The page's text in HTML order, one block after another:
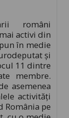
români
activi din
în medie
şi
11 dintre
membre.
asemenea
activităţi
România pe